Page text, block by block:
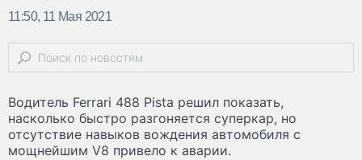
11:50, 11 Мая 2021
Водитель Ferrari 488 Pista решил показать,
насколько быстро разгоняется суперкар, но
отсутствие навыков вождения автомобиля с
мощнейшим V8 привело к аварии.